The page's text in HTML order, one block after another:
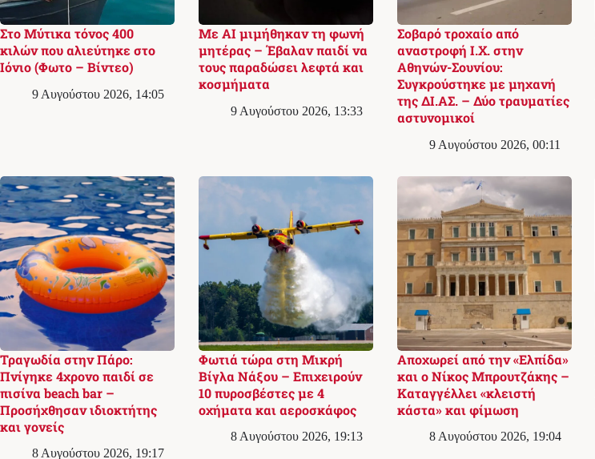
Στο Μύτικα τόνος 400
κιλών που αλιεύτηκε στο
Ιόνιο (Φωτο – Βίντεο)
9 Αυγούστου 2026, 14:05
Με AI μιμήθηκαν τη φωνή
μητέρας – Έβαλαν παιδί να
τους παραδώσει λεφτά και
κοσμήματα
9 Αυγούστου 2026, 13:33
Σοβαρό τροχαίο από
αναστροφή Ι.Χ. στην
Αθηνών-Σουνίου:
Συγκρούστηκε με μηχανή
της ΔΙ.ΑΣ. – Δύο τραυματίες
αστυνομικοί
9 Αυγούστου 2026, 00:11
Τραγωδία στην Πάρο:
Πνίγηκε 4χρονο παιδί σε
πισίνα beach bar –
Προσήχθησαν ιδιοκτήτης
και γονείς
8 Αυγούστου 2026, 19:17
Φωτιά τώρα στη Μικρή
Βίγλα Νάξου – Επιχειρούν
10 πυροσβέστες με 4
οχήματα και αεροσκάφος
8 Αυγούστου 2026, 19:13
Αποχωρεί από την «Ελπίδα»
και ο Νίκος Μπρουτζάκης –
Καταγγέλλει «κλειστή
κάστα» και φίμωση
8 Αυγούστου 2026, 19:04